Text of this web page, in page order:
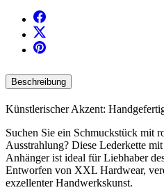
Beschreibung
Künstlerischer Akzent:
Suchen Sie ein Schmuckstück mit
Ausstrahlung? Diese Lederkette
Anhänger ist ideal für Liebhaber
Entworfen von XXL Hardwear,
exzellenter Handwerkskunst.